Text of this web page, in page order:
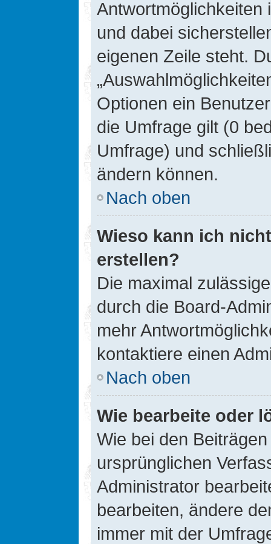
Antwortmöglichkeiten
und dabei
eigenen Zeile steht.
Optionen ein
die Umfrage gilt (0
Umfrage) und
ändern können.
Nach oben
Wieso kann ich
erstellen?
Die maximal
durch die Board-
mehr
kontaktiere einen
Nach oben
Wie bearbeite oder
Wie bei den
ursprünglichen
Administrator
bearbeiten, ändere
immer mit der